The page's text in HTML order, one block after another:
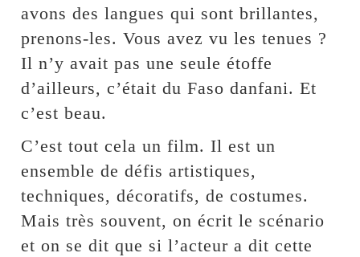
avons des langues qui sont brillantes,
prenons-les. Vous avez vu les tenues ?
Il n’y avait pas une seule étoffe
d’ailleurs, c’était du Faso danfani. Et
c’est beau.
C’est tout cela un film. Il est un
ensemble de défis artistiques,
techniques, décoratifs, de costumes.
Mais très souvent, on écrit le scénario
et on se dit que si l’acteur a dit cette